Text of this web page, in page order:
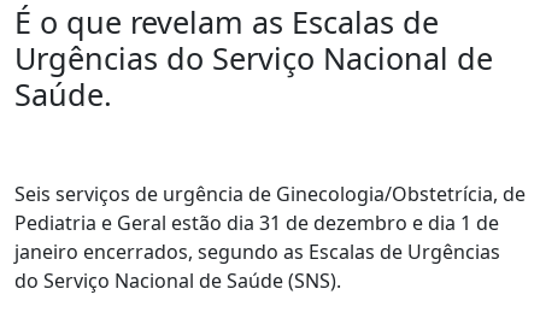
É o que revelam as Escalas de
Urgências do Serviço Nacional de
Saúde.
Seis serviços de urgência de Ginecologia/Obstetrícia, de
Pediatria e Geral estão dia 31 de dezembro e dia 1 de
janeiro encerrados, segundo as Escalas de Urgências
do Serviço Nacional de Saúde (SNS).